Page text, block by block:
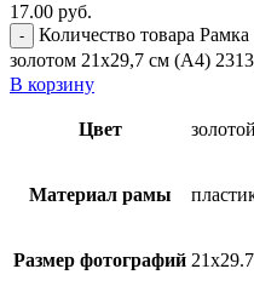
17.00 руб.
Количество товара
золотом 21x29,7 см (А4) 2313
В корзину
Цвет
Материал рамы
Размер фотографий